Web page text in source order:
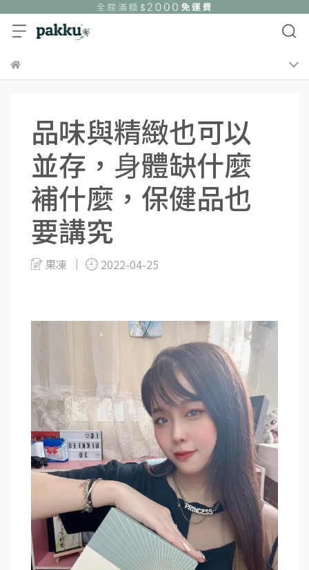
品味與精緻也可以
並存，⾝體缺什麼
補什麼，保健品也
要講究
果凍 2022-04-25